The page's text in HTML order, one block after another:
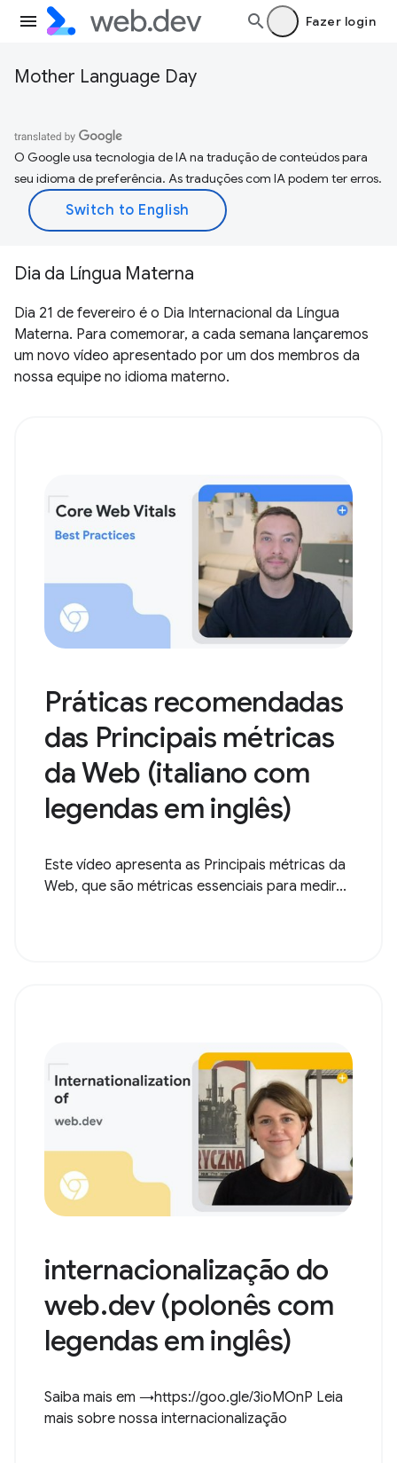
Fazer login
Mother Language Day
O Google usa tecnologia de IA na tradução de conteúdos para
seu idioma de preferência. As traduções com IA podem ter erros.
Dia da Língua Materna
Dia 21 de fevereiro é o Dia Internacional da Língua
Materna. Para comemorar, a cada semana lançaremos
um novo vídeo apresentado por um dos membros da
nossa equipe no idioma materno.
Práticas recomendadas
das Principais métricas
da Web (italiano com
legendas em inglês)
Este vídeo apresenta as Principais métricas da
Web, que são métricas essenciais para medir...
internacionalização do
web.dev (polonês com
legendas em inglês)
Saiba mais em →https://goo.gle/3ioMOnP Leia
mais sobre nossa internacionalização